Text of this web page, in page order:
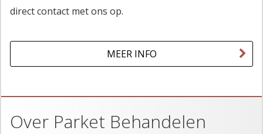
direct contact met ons op.
MEER INFO
Over Parket Behandelen